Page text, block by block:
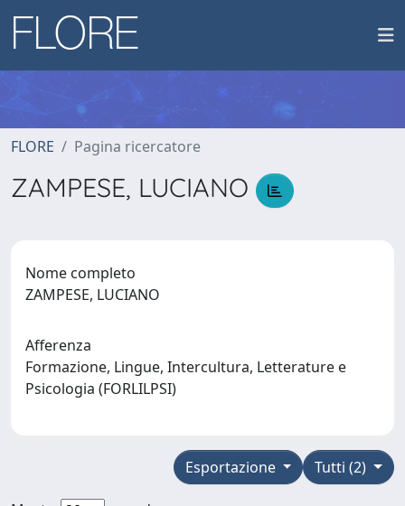
FLORE Pagina ricercatore
ZAMPESE, LUCIANO
Nome completo
ZAMPESE, LUCIANO
Afferenza
Formazione, Lingue, Intercultura, Letterature e
Psicologia (FORLILPSI)
Tutti (2)
Esportazione